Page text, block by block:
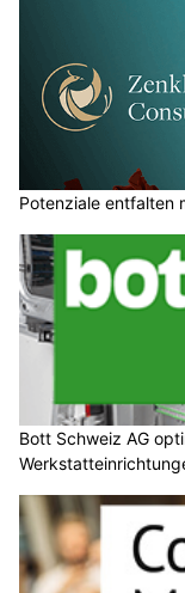
Potenziale entfalten
Bott Schweiz AG